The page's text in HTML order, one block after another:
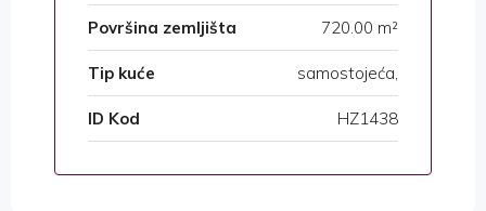
Površina zemljišta 720.00 m²
Tip kuće samostojeća,
ID Kod HZ1438